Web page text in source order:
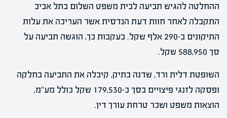
ההחלטה להגיש תביעה לבית משפט השלום בתל אביב
התקבלה לאחר חוות דעת הנדסית אשר העריכה את עלות
התיקונים ב-290 אלף שקל. בעקבות כך, הוגשה תביעה על
סך 588,950 שקל.
השופטת דלית ורד, שדנה בתיק, קיבלה את התביעה בחלקה
ופסקה לזנגי פיצויים בסך כ-179,530 שקל כולל מע"מ,
הוצאות משפט ושכר טרחת עורך דין.